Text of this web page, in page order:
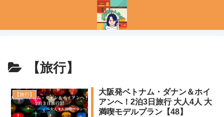
【旅行】
【旅行】
大阪発ベトナム・ダナン＆ホイ
アンへ！2泊3日旅行 大人4人 大
満喫モデルプラン【48】